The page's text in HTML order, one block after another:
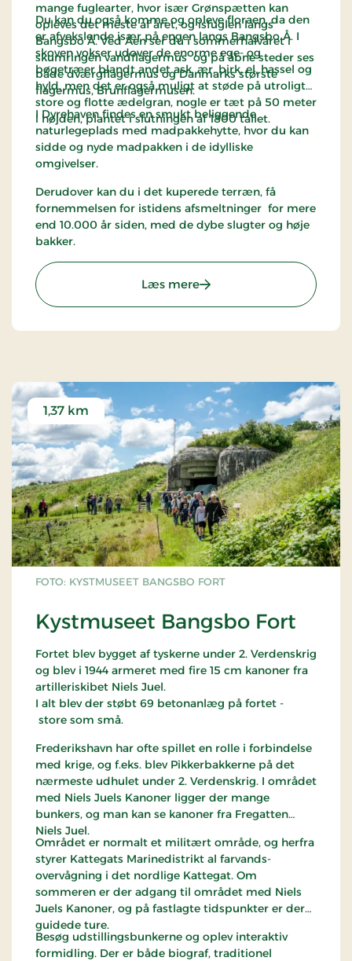
mange fuglearter, hvor især Grønspætten kan
opleves det meste af året, og isfuglen langs
Bangsbo Å. Ved Åèn ser du i sommerhalvåret i
skumringen vandflagermus og på åbne steder ses
både dværgflagermus og Danmarks største
flagermus, Brunflagermusen.
Du kan du også komme og opleve floraen, da den
er afvekslende især på engen langs Bangsbo Å. I
skoven vokser udover de enorme ege- og
bøgetræer blandt andet ask, ær, birk, el, hassel og
hyld, men det er også muligt at støde på utroligt
store og flotte ædelgran, nogle er tæt på 50 meter
i højden, plantet i slutningen af 1800 tallet.
I Dyrehaven findes en smukt beliggende
naturlegeplads med madpakkehytte, hvor du kan
sidde og nyde madpakken i de idylliske
omgivelser.
Derudover kan du i det kuperede terræn, få
fornemmelsen for istidens afsmeltninger for mere
end 10.000 år siden, med de dybe slugter og høje
bakker.
Læs mere: Bangsbo Dyrehave
FOTO: KYSTMUSEET BANGSBO FORT
Kystmuseet Bangsbo Fort
1,37 km
Fortet blev bygget af tyskerne under 2. Verdenskrig
og blev i 1944 armeret med fire 15 cm kanoner fra
artilleriskibet Niels Juel.
I alt blev der støbt 69 betonanlæg på fortet -
store som små.
Frederikshavn har ofte spillet en rolle i forbindelse
med krige, og f.eks. blev Pikkerbakkerne på det
nærmeste udhulet under 2. Verdenskrig. I området
med Niels Juels Kanoner ligger der mange
bunkers, og man kan se kanoner fra Fregatten
Niels Juel.
Området er normalt et militært område, og herfra
styrer Kattegats Marinedistrikt al farvands-
overvågning i det nordlige Kattegat. Om
sommeren er der adgang til området med Niels
Juels Kanoner, og på fastlagte tidspunkter er der
guidede ture.
Besøg udstillingsbunkerne og oplev interaktiv
formidling. Der er både biograf, traditionel